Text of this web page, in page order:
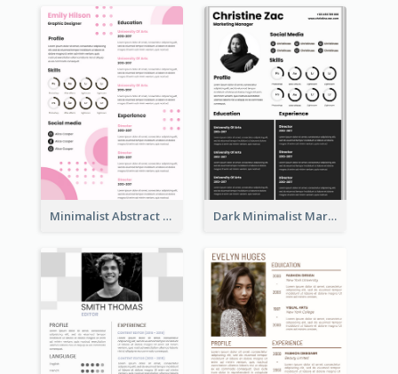
Minimalist Abstract Pink Resume Dark Minimalist Marketing Manager Resume